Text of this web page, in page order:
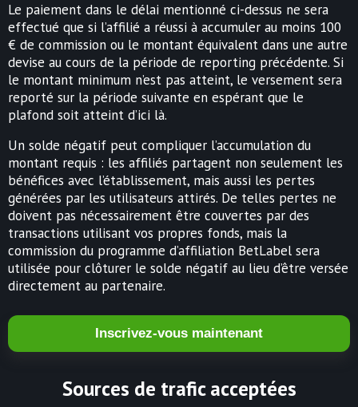
Le paiement dans le délai mentionné ci-dessus ne sera
effectué que si l’affilié a réussi à accumuler au moins 100
€ de commission ou le montant équivalent dans une autre
devise au cours de la période de reporting précédente. Si
le montant minimum n’est pas atteint, le versement sera
reporté sur la période suivante en espérant que le
plafond soit atteint d’ici là.
Un solde négatif peut compliquer l’accumulation du
montant requis : les affiliés partagent non seulement les
bénéfices avec l’établissement, mais aussi les pertes
générées par les utilisateurs attirés. De telles pertes ne
doivent pas nécessairement être couvertes par des
transactions utilisant vos propres fonds, mais la
commission du programme d’affiliation BetLabel sera
utilisée pour clôturer le solde négatif au lieu d’être versée
directement au partenaire.
Inscrivez-vous maintenant
Sources de trafic acceptées